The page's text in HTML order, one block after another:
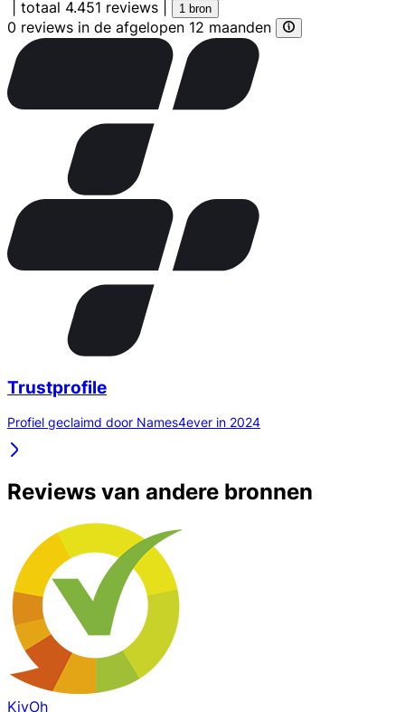
totaal 4.451 reviews 1 bron
0 reviews in de afgelopen 12 maanden
Trustprofile
Profiel geclaimd door Names4ever in 2024
Reviews van andere bronnen
KiyOh